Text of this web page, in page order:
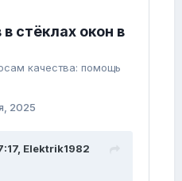
стёклах окон в
качества: помощь
2025
Elektrik1982